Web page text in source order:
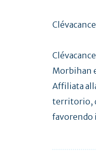
Morbihan
Affiliata
territorio,